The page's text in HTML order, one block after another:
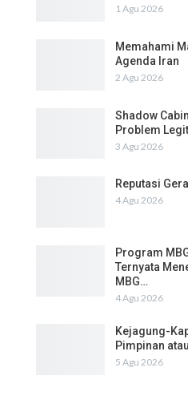
1 Agu 2026
Memahami
Agenda Iran
2 Agu 2026
Shadow
Problem
3 Agu 2026
Reputasi
4 Agu 2026
Program
Ternyata
MBG…
4 Agu 2026
Kejagung-
Pimpinan
5 Agu 2026